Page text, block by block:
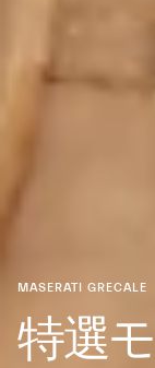
MASERATI GRECALE
特選